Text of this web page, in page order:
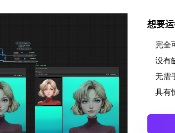
想要
完全
没有
无需
具有